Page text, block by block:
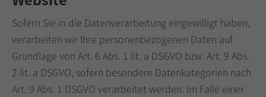
Sofern Sie in die Datenverarbeitung eingewilligt haben,
verarbeiten wir Ihre personenbezogenen Daten auf
Grundlage von Art. 6 Abs. 1 lit. a DSGVO bzw. Art. 9 Abs.
2 lit. a DSGVO, sofern besondere Datenkategorien nach
Art. 9 Abs. 1 DSGVO verarbeitet werden. Im Falle einer